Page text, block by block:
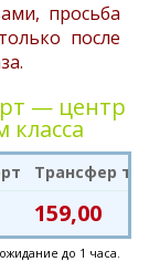
просьба
после
— центр
Трансфер
159,00
до 1 часа.